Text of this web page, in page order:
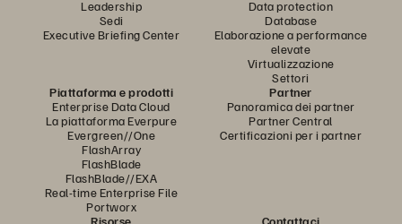
Leadership
Sedi
Executive Briefing Center
Data protection
Database
Elaborazione a performance
elevate
Virtualizzazione
Settori
Piattaforma e prodotti
Enterprise Data Cloud
La piattaforma Everpure
Evergreen//One
FlashArray
FlashBlade
FlashBlade//EXA
Real-time Enterprise File
Portworx
Partner
Panoramica dei partner
Partner Central
Certificazioni per i partner
Risorse
Contattaci